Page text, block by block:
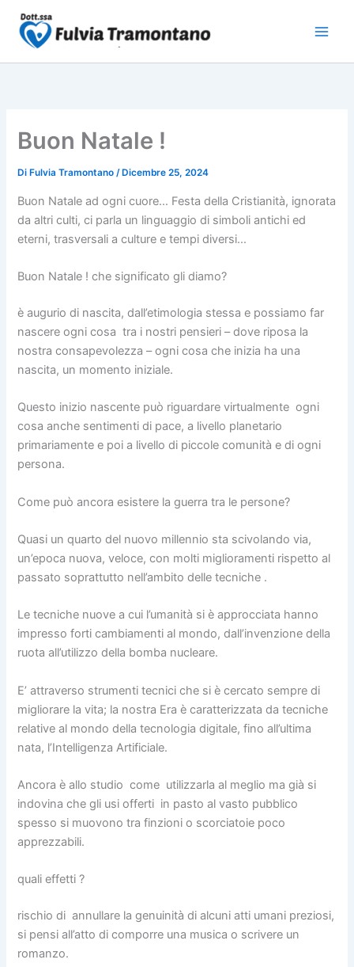
contenuto
Buon Natale !
Di Fulvia Tramontano/ Dicembre 25, 2024
Buon Natale ad ogni cuore… Festa della Cristianità, ignorata
da altri culti, ci parla un linguaggio di simboli antichi ed
eterni, trasversali a culture e tempi diversi…
Buon Natale ! che significato gli diamo?
è augurio di nascita, dall’etimologia stessa e possiamo far
nascere ogni cosa tra i nostri pensieri – dove riposa la
nostra consapevolezza – ogni cosa che inizia ha una
nascita, un momento iniziale.
Questo inizio nascente può riguardare virtualmente ogni
cosa anche sentimenti di pace, a livello planetario
primariamente e poi a livello di piccole comunità e di ogni
persona.
Come può ancora esistere la guerra tra le persone?
Quasi un quarto del nuovo millennio sta scivolando via,
un’epoca nuova, veloce, con molti miglioramenti rispetto al
passato soprattutto nell’ambito delle tecniche .
Le tecniche nuove a cui l’umanità si è approcciata hanno
impresso forti cambiamenti al mondo, dall’invenzione della
ruota all’utilizzo della bomba nucleare.
E’ attraverso strumenti tecnici che si è cercato sempre di
migliorare la vita; la nostra Era è caratterizzata da tecniche
relative al mondo della tecnologia digitale, fino all’ultima
nata, l’Intelligenza Artificiale.
Ancora è allo studio come utilizzarla al meglio ma già si
indovina che gli usi offerti in pasto al vasto pubblico
spesso si muovono tra finzioni o scorciatoie poco
apprezzabili.
quali effetti ?
rischio di annullare la genuinità di alcuni atti umani preziosi,
si pensi all’atto di comporre una musica o scrivere un
romanzo.